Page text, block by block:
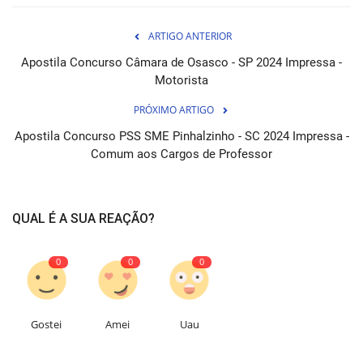
ARTIGO ANTERIOR
Apostila Concurso Câmara de Osasco - SP 2024 Impressa -
Motorista
PRÓXIMO ARTIGO
Apostila Concurso PSS SME Pinhalzinho - SC 2024 Impressa -
Comum aos Cargos de Professor
QUAL É A SUA REAÇÃO?
0
Gostei
0
Amei
0
Uau